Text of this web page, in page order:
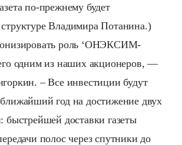
по-прежнему будет
Владимира Потанина.)
роль ‘ОНЭКСИМ-
одним из наших акционеров, —
– Все инвестиции будут
год на достижение двух
быстрейшей доставки газеты
полос через спутники до